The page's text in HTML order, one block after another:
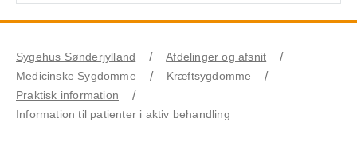
Sygehus Sønderjylland
Afdelinger og afsnit
Medicinske Sygdomme
Kræftsygdomme
Praktisk information
Information til patienter i aktiv behandling